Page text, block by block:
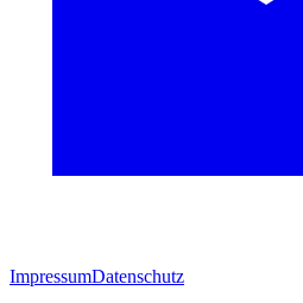
ImpressumDatenschutz